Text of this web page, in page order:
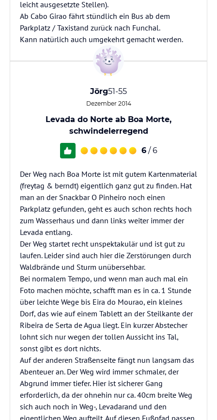
leicht ausgesetzte Stellen).
Ab Cabo Girao fährt stündlich ein Bus ab dem
Parkplatz / Taxistand zurück nach Funchal.
Kann natürlich auch umgekehrt gemacht werden.
Jörg51-55
Dezember 2014
Levada do Norte ab Boa Morte,
schwindelerregend
6 / 6
Der Weg nach Boa Morte ist mit gutem Kartenmaterial
(freytag & berndt) eigentlich ganz gut zu finden. Hat
man an der Snackbar O Pinheiro noch einen
Parkplatz gefunden, geht es auch schon rechts hoch
zum Wasserhaus und dann links weiter immer der
Levada entlang.
Der Weg startet recht unspektakulär und ist gut zu
laufen. Leider sind auch hier die Zerstörungen durch
Waldbrände und Sturm unübersehbar.
Bei normalem Tempo, und wenn man auch mal ein
Foto machen möchte, schafft man es in ca. 1 Stunde
über leichte Wege bis Eira do Mourao, ein kleines
Dorf, das wie auf einem Tablett an der Steilkante der
Ribeira de Serta de Agua liegt. Ein kurzer Abstecher
lohnt sich nur wegen der tollen Aussicht ins Tal,
sonst gibt es dort nichts.
Auf der anderen Straßenseite fängt nun langsam das
Abenteuer an. Der Weg wird immer schmaler, der
Abgrund immer tiefer. Hier ist sicherer Gang
erforderlich, da der ohnehin nur ca. 40cm breite Weg
sich auch noch in Weg-, Levadarand und den
eigentlichen Weg aufteilt. Auf diesen Fußpfad passen